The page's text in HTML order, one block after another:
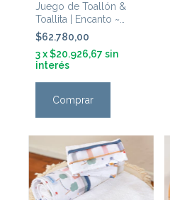
Juego de Toallón &
Toallita | Encanto ~
'Flores Silvestres'
$62.780,00
3x$20.926,67 sin
interés
Comprar